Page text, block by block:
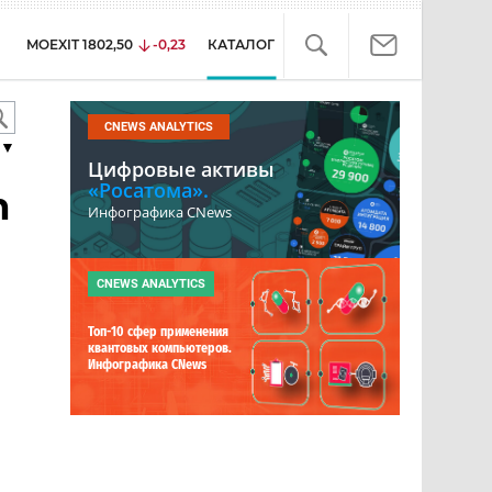
MOEXIT 1802,50 -0,23 КАТАЛОГ
▼
CNEWS ANALYTICS
Цифровые активы
«Росатома».
Инфографика CNews
CNEWS ANALYTICS
Топ-10 сфер применения
квантовых компьютеров.
Инфографика CNews